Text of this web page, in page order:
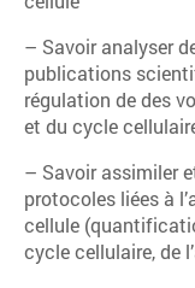
– Savoir analyser
publications
régulation de des
et du cycle
– Savoir assimiler
protocoles liées à
cellule
cycle cellulaire, de